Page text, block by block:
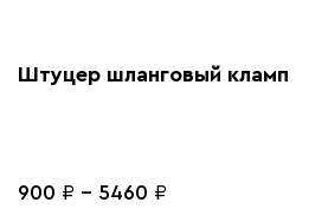
Штуцер шланговый кламп
900 ₽ - 5460 ₽